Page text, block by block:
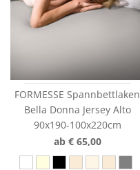
FORMESSE Spannbettlaken
Bella Donna Jersey Alto
90x190-100x220cm
ab € 65,00